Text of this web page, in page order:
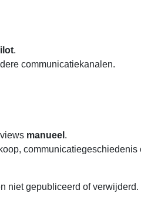
.
communicatiekanalen.
manueel .
communicatiegeschiedenis
niet gepubliceerd of verwijderd.